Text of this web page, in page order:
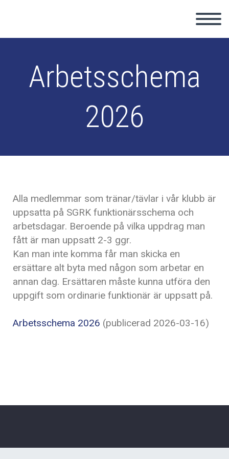
Arbetsschema
2026
Alla medlemmar som tränar/tävlar i vår klubb är
uppsatta på SGRK funktionärsschema och
arbetsdagar. Beroende på vilka uppdrag man
fått är man uppsatt 2-3 ggr.
Kan man inte komma får man skicka en
ersättare alt byta med någon som arbetar en
annan dag. Ersättaren måste kunna utföra den
uppgift som ordinarie funktionär är uppsatt på.
Arbetsschema 2026 (publicerad 2026-03-16)